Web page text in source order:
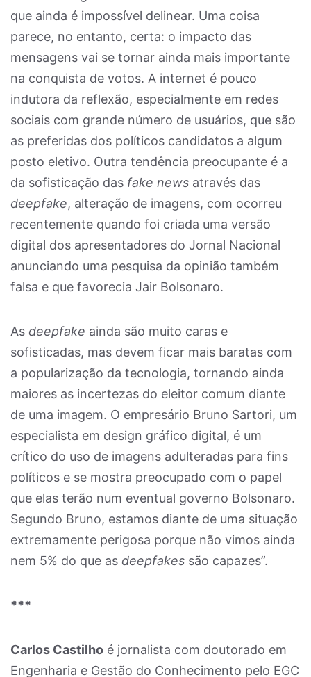
que ainda é impossível delinear. Uma coisa
parece, no entanto, certa: o impacto das
mensagens vai se tornar ainda mais importante
na conquista de votos. A internet é pouco
indutora da reflexão, especialmente em redes
sociais com grande número de usuários, que são
as preferidas dos políticos candidatos a algum
posto eletivo. Outra tendência preocupante é a
da sofisticação das fake news através das
deepfake, alteração de imagens, com ocorreu
recentemente quando foi criada uma versão
digital dos apresentadores do Jornal Nacional
anunciando uma pesquisa da opinião também
falsa e que favorecia Jair Bolsonaro.
As deepfake ainda são muito caras e
sofisticadas, mas devem ficar mais baratas com
a popularização da tecnologia, tornando ainda
maiores as incertezas do eleitor comum diante
de uma imagem. O empresário Bruno Sartori, um
especialista em design gráfico digital, é um
crítico do uso de imagens adulteradas para fins
políticos e se mostra preocupado com o papel
que elas terão num eventual governo Bolsonaro.
Segundo Bruno, estamos diante de uma situação
extremamente perigosa porque não vimos ainda
nem 5% do que as deepfakes são capazes”.
***
Carlos Castilho é jornalista com doutorado em
Engenharia e Gestão do Conhecimento pelo EGC